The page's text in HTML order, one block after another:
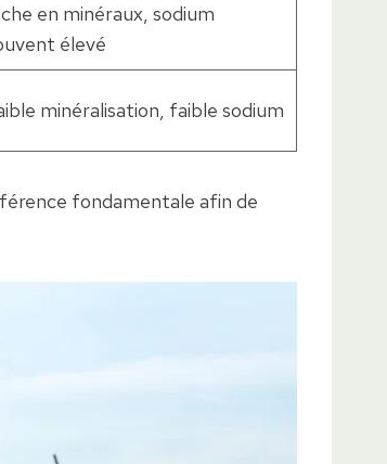
en minéraux, sodium
élevé
minéralisation, faible sodium
fondamentale afin de